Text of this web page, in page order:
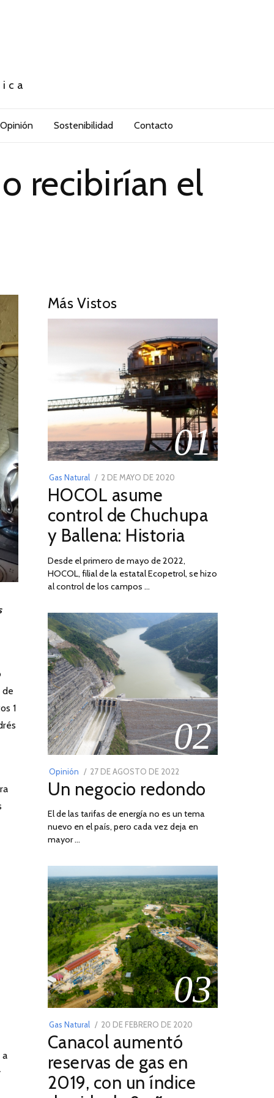
Opinión Sostenibilidad Contacto
recibirían el
de
1
a
Más Vistos
01
Gas Natural
POSTED
ON
2 DE MAYO DE 2020
DE
2026
HOCOL asume
control de Chuchupa
y Ballena: Historia
Desde el primero de mayo de 2022,
HOCOL, filial de la estatal Ecopetrol, se hizo
al control de los campos …
02
Opinión
POSTED
ON
27 DE AGOSTO DE 2022
DE
DE
2022
Un negocio redondo
El de las tarifas de energía no es un tema
nuevo en el país, pero cada vez deja en
mayor …
03
Gas Natural
POSTED
ON
20 DE FEBRERO DE 2020
2025
Canacol aumentó
reservas de gas en
2019, con un índice